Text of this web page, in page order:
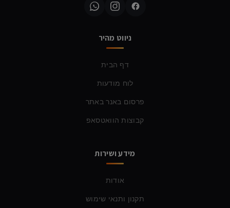
ניווט מהיר
דף הבית
לוח מודעות
פרסום באנר באתר
קבוצות הוואטסאפ
מידע ושירות
אודות
תקנון ותנאי שימוש